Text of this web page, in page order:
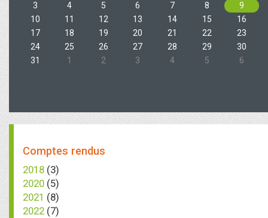
3
4 5 6 7 8
9
10
11 12 13 14 15
16
17
18 19 20 21 22
23
24
25 26 27 28 29
30
31
1 2 3 4 5 6
Comptes rendus
2018 (3)
2020 (5)
2021 (8)
2022 (7)